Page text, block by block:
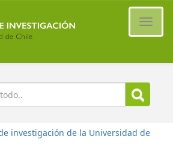
investigación de la Universidad de